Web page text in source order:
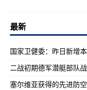
最新
二战初期德军潜艇部队
塞尔维亚获得的先进防